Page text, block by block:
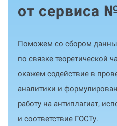
от сервиса
Поможем со сбором
по связке теоретической
окажем содействие в
аналитики и
работу на антиплагиат,
и соответствие ГОСТу.